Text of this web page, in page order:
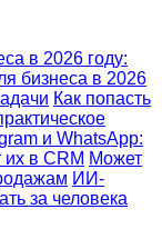
в 2026 году:
бизнеса в 2026
Как попасть
и WhatsApp:
их в CRM Может
ИИ-
за человека